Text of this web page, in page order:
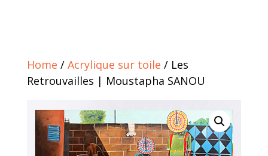
Home / Acrylique sur toile / Les
Retrouvailles | Moustapha SANOU